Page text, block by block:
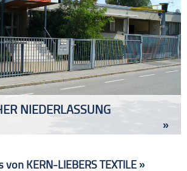
NIEDERLASSUNG
»
von KERN-LIEBERS TEXTILE »